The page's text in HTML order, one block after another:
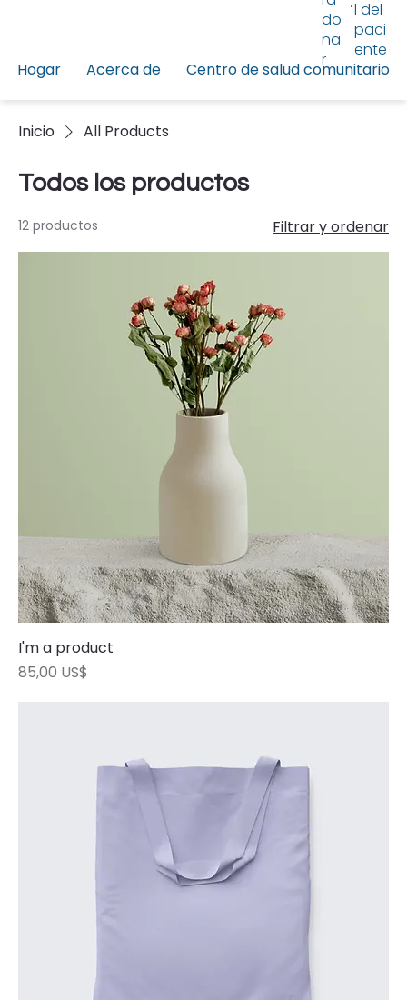
Hogar Acerca de Centro de salud comunitario
do
na
r
l del
paci
ente
Inicio All Products
Todos los productos
12 productos Filtrar y ordenar
I'm a product
Precio
85,00 US$